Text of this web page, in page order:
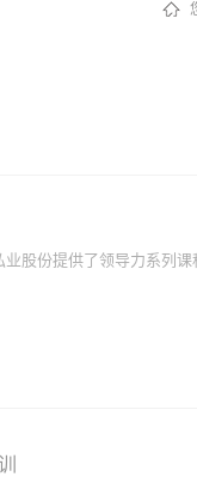
股份提供了领导力系列